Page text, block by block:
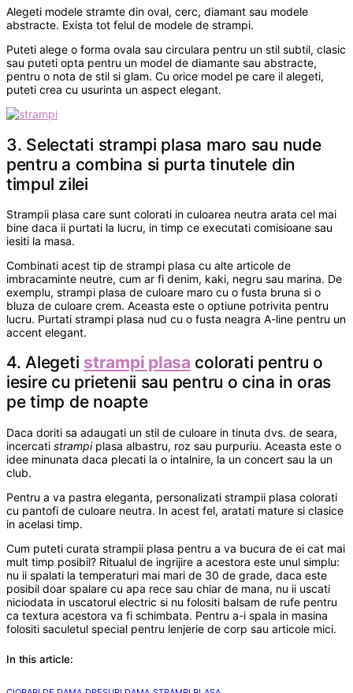
Alegeti modele stramte din oval, cerc, diamant sau modele
abstracte. Exista tot felul de modele de strampi.
Puteti alege o forma ovala sau circulara pentru un stil subtil, clasic
sau puteti opta pentru un model de diamante sau abstracte,
pentru o nota de stil si glam. Cu orice model pe care il alegeti,
puteti crea cu usurinta un aspect elegant.
3. Selectati strampi plasa maro sau nude
pentru a combina si purta tinutele din
timpul zilei
Strampii plasa care sunt colorati in culoarea neutra arata cel mai
bine daca ii purtati la lucru, in timp ce executati comisioane sau
iesiti la masa.
Combinati acest tip de strampi plasa cu alte articole de
imbracaminte neutre, cum ar fi denim, kaki, negru sau marina. De
exemplu, strampi plasa de culoare maro cu o fusta bruna si o
bluza de culoare crem. Aceasta este o optiune potrivita pentru
lucru. Purtati strampi plasa nud cu o fusta neagra A-line pentru un
accent elegant.
4. Alegeti strampi plasa colorati pentru o
iesire cu prietenii sau pentru o cina in oras
pe timp de noapte
Daca doriti sa adaugati un stil de culoare in tinuta dvs. de seara,
incercati strampiplasa albastru, roz sau purpuriu. Aceasta este o
idee minunata daca plecati la o intalnire, la un concert sau la un
club.
Pentru a va pastra eleganta, personalizati strampii plasa colorati
cu pantofi de culoare neutra. In acest fel, aratati mature si clasice
in acelasi timp.
Cum puteti curata strampii plasa pentru a va bucura de ei cat mai
mult timp posibil? Ritualul de ingrijire a acestora este unul simplu:
nu ii spalati la temperaturi mai mari de 30 de grade, daca este
posibil doar spalare cu apa rece sau chiar de mana, nu ii uscati
niciodata in uscatorul electric si nu folositi balsam de rufe pentru
ca textura acestora va fi schimbata. Pentru a-i spala in masina
folositi saculetul special pentru lenjerie de corp sau articole mici.
In this article: